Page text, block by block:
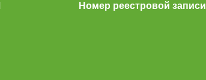
Номер реестровой записи